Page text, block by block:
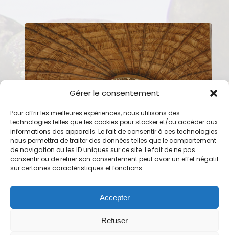
Gérer le consentement
Pour offrir les meilleures expériences, nous utilisons des
technologies telles que les cookies pour stocker et/ou accéder aux
informations des appareils. Le fait de consentir à ces technologies
nous permettra de traiter des données telles que le comportement
de navigation ou les ID uniques sur ce site. Le fait de ne pas
consentir ou de retirer son consentement peut avoir un effet négatif
sur certaines caractéristiques et fonctions.
Accepter
Refuser
Arts des Villes Et des Champs 13 avenue de l’Osier – 49125 Tiercé